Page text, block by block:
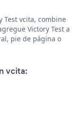
Test vcita, combine
Victory Test a
pie de página o
vcita: